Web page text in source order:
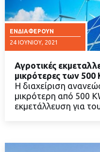
ΕΝΔΙΑΦΈΡΟΥΝ
24 ΙΟΥΝΊΟΥ, 2021
Αγροτικές
μικρότερες των 500
Η διαχείριση
μικρότερη από 500
εκμετάλλευση για